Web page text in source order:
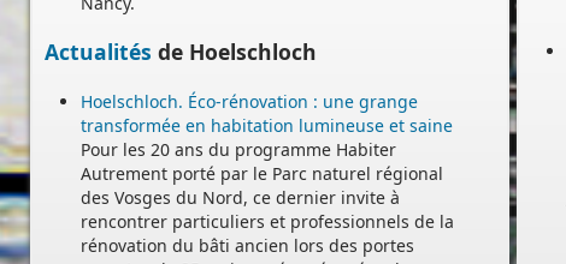
Actualités de Hoelschloch
Hoelschloch. Éco-rénovation : une grange
transformée en habitation lumineuse et saine
Pour les 20 ans du programme Habiter
Autrement porté par le Parc naturel régional
des Vosges du Nord, ce dernier invite à
rencontrer particuliers et professionnels de la
rénovation du bâti ancien lors des portes